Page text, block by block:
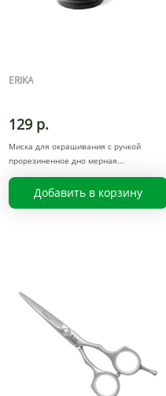
ERIKA
129 р.
Миска для окрашивания с ручкой
прорезиненное дно мерная
Добавить в корзину